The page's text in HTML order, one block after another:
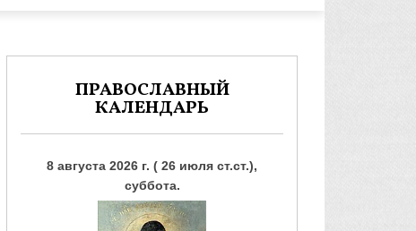
ФОТО
ПРАВОСЛАВНЫЙ
КАЛЕНДАРЬ
8 августа 2026 г. ( 26 июля ст.ст.),
суббота.